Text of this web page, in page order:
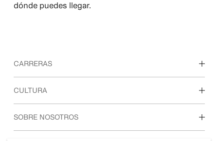
dónde puedes llegar.
CARRERAS
Descubre nuestras áreas de trabajo
CULTURA
Nuestra cultura y beneficios
SOBRE NOSOTROS